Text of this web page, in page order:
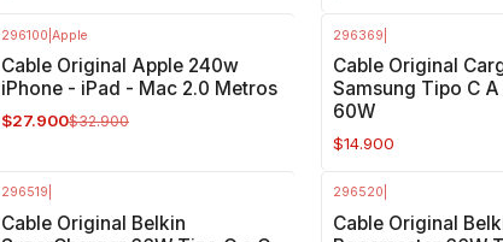
296100 Apple
Cable Original Apple 240w
iPhone - iPad - Mac 2.0 Metros
$27.900$32.900
296369
Cable Original
Samsung Tipo C
60W
$14.900
296519
Cable Original Belkin
296520
Cable Original